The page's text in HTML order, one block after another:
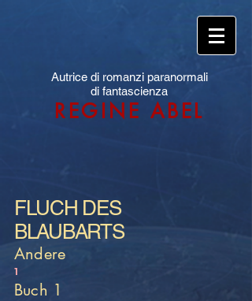
Autrice di romanzi paranormali
di fantascienza
REGINE ABEL
FLUCH DES
BLAUBARTS
Andere
1
Buch 1